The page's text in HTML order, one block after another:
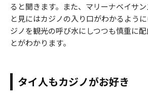
ると聞きます。また、マリーナベイサ
と見にはカジノの入り口がわかるよう
ジノを観光の呼び水にしつつも慎重に
とがわかります。
タイ人もカジノがお好き